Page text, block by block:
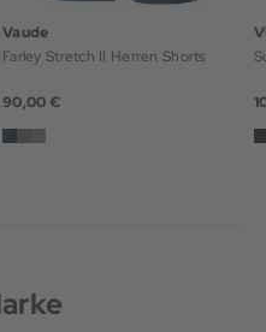
Vaude
Farley Stretch II Herren Shorts
90,00 €